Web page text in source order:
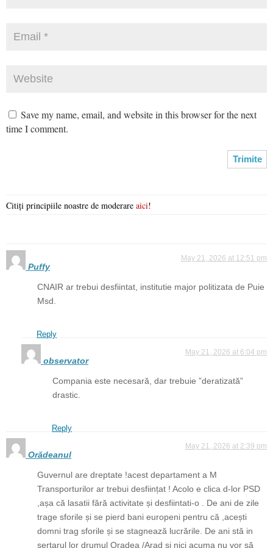
Save my name, email, and website in this browser for the next
time I comment.
Citiți principiile noastre de moderare aici!
Puffy
May 21, 2026 at 12:51 pm
CNAIR ar trebui desfiintat, institutie major politizata de Puie
Msd.
Reply
observator
May 21, 2026 at 6:04 pm
Compania este necesară, dar trebuie ”deratizată”
drastic.
Reply
Orădeanul
May 21, 2026 at 2:39 pm
Guvernul are dreptate !acest departament a M
Transporturilor ar trebui desființat ! Acolo e clica d-lor PSD
,așa că lasatii fără activitate și desfiintati-o . De ani de zile
trage sforile și se pierd bani europeni pentru că ,acești
domni trag sforile și se stagnează lucrările. De ani stă in
sertarul lor drumul Oradea /Arad și nici acuma nu vor să